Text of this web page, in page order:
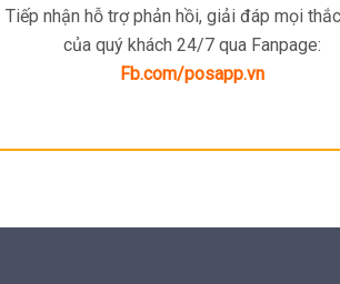
Tiếp nhận hỗ trợ phản hồi, giải đáp mọi
của quý khách 24/7 qua Fanpage:
Fb.com/posapp.vn